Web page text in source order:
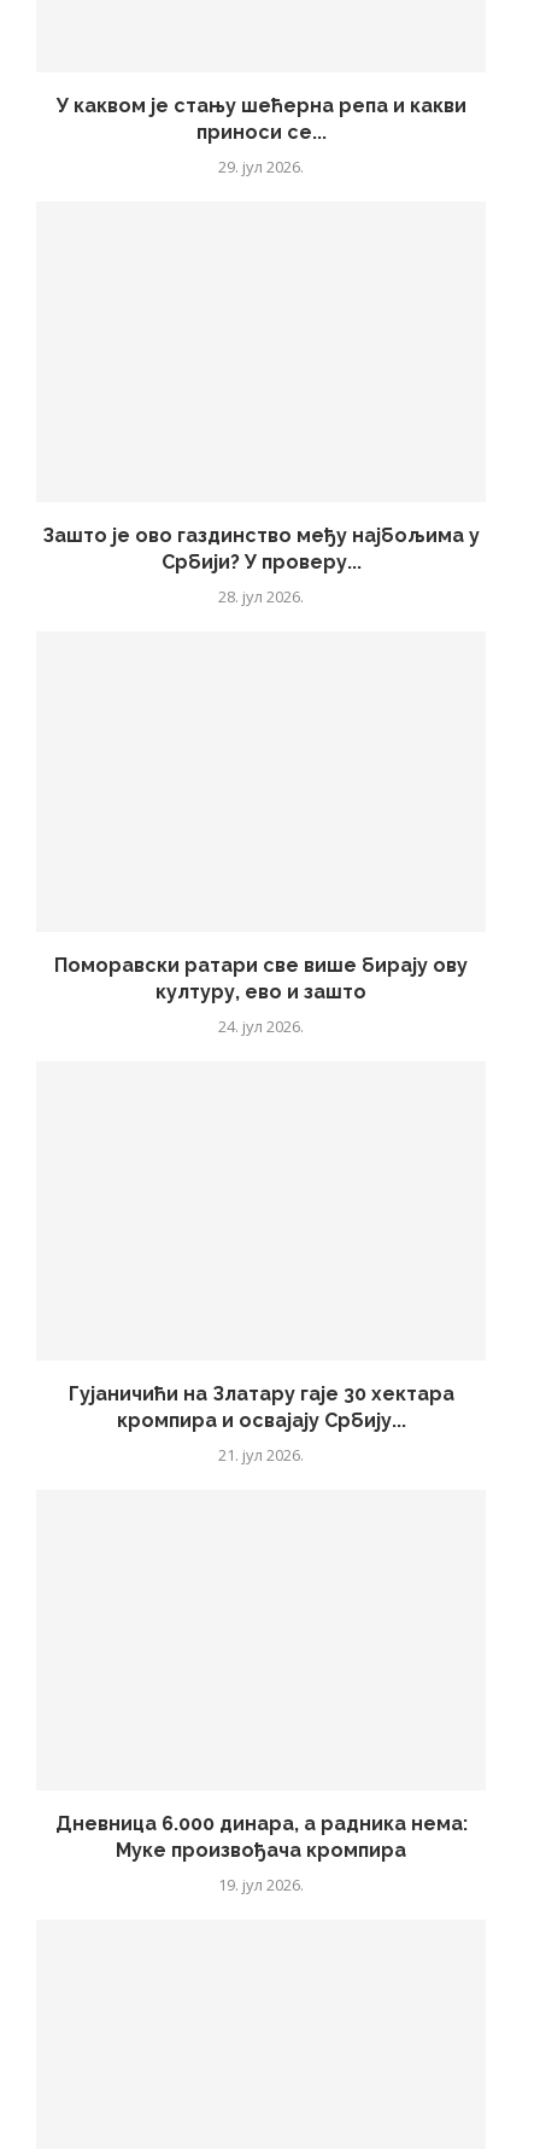
У каквом је стању шећерна репа и какви
приноси се...
29. јул 2026.
Зашто је ово газдинство међу најбољима у
Србији? У проверу...
28. јул 2026.
Поморавски ратари све више бирају ову
културу, ево и зашто
24. јул 2026.
Гујаничићи на Златару гаје 30 хектара
кромпира и освајају Србију...
21. јул 2026.
Дневница 6.000 динара, а радника нема:
Муке произвођача кромпира
19. јул 2026.